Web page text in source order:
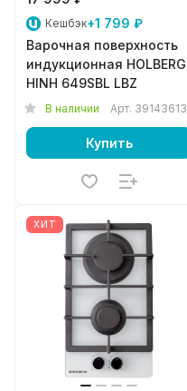
Кешбэк+1 799 ₽
Варочная поверхность
индукционная HOLBERG
HINH 649SBL LBZ
В наличии Арт. 39143613
Купить
ХИТ